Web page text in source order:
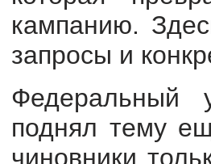
кампанию.
запросы и
Федеральный
поднял тему
чиновники